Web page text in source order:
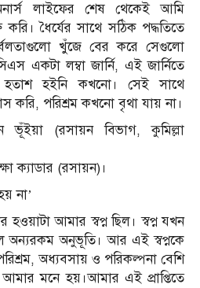
লাইফের শেষ থেকেই আমি
করি। ধৈর্যের সাথে সঠিক পদ্ধতিতে
খুঁজে বের করে সেগুলো
একটা লম্বা জার্নি, এই জার্নিতে
হতাশ হইনি কখনো। সেই সাথে
করি, পরিশ্রম কখনো বৃথা যায় না।
ভূঁইয়া (রসায়ন বিভাগ, কুমিল্লা
ক্যাডার (রসায়ন)।
না’
হওয়াটা আমার স্বপ্ন ছিল। স্বপ্ন যখন
অন্যরকম অনুভূতি। আর এই স্বপ্নকে
অধ্যবসায় ও পরিকল্পনা বেশি
মনে হয়।আমার এই প্রাপ্তিতে